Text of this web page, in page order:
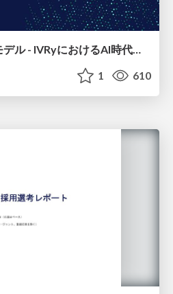
Web工学とビジネスモデル - IVRyにおけるAI時代の新規事業開発 -
1 610